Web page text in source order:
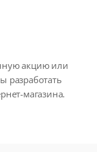
акцию или
разработать
магазина.